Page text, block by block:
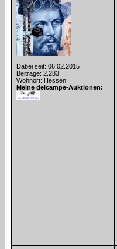
Dabei seit: 06.02.2015
Beiträge: 2.283
Wohnort: Hessen
Meine delcampe-Auktionen: